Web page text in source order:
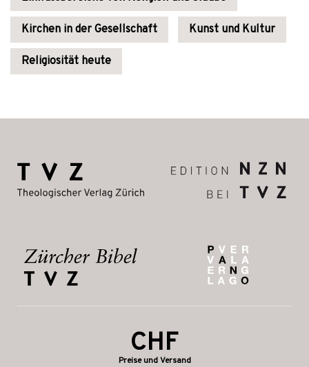
Kirchen in der Gesellschaft Kunst und Kultur
Religiosität heute
CHF
Preise und Versand